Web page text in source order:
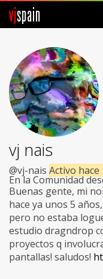
vjspain
Foros
Noticias
Vjspain
Ayuda
Contacto
Entrar
Crear Cuenta
vj nais
@vj-nais Activo hace
En la Comunidad
Buenas gente, mi
hace ya unos 5
pero no estaba
estudio dragndrop
proyectos q
pantallas! saludos!